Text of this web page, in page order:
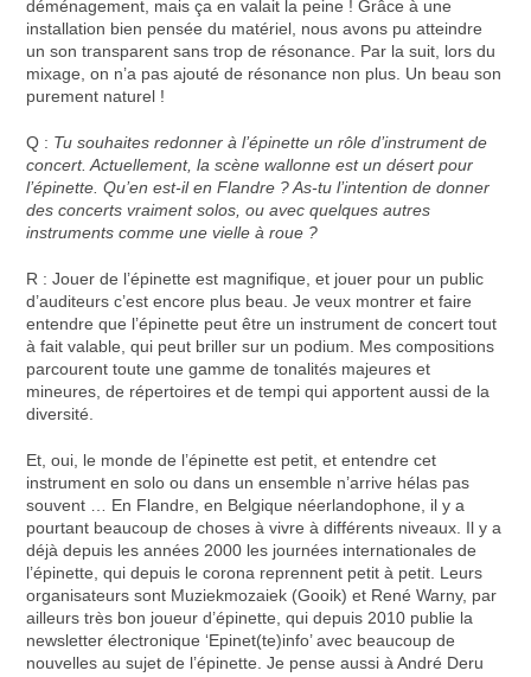
déménagement, mais ça en valait la peine ! Grâce à une
installation bien pensée du matériel, nous avons pu atteindre
un son transparent sans trop de résonance. Par la suit, lors du
mixage, on n’a pas ajouté de résonance non plus. Un beau son
purement naturel !
Q : Tu souhaites redonner à l’épinette un rôle d’instrument de
concert. Actuellement, la scène wallonne est un désert pour
l’épinette. Qu’en est-il en Flandre ? As-tu l’intention de donner
des concerts vraiment solos, ou avec quelques autres
instruments comme une vielle à roue ?
R : Jouer de l’épinette est magnifique, et jouer pour un public
d’auditeurs c’est encore plus beau. Je veux montrer et faire
entendre que l’épinette peut être un instrument de concert tout
à fait valable, qui peut briller sur un podium. Mes compositions
parcourent toute une gamme de tonalités majeures et
mineures, de répertoires et de tempi qui apportent aussi de la
diversité.
Et, oui, le monde de l’épinette est petit, et entendre cet
instrument en solo ou dans un ensemble n’arrive hélas pas
souvent … En Flandre, en Belgique néerlandophone, il y a
pourtant beaucoup de choses à vivre à différents niveaux. Il y a
déjà depuis les années 2000 les journées internationales de
l’épinette, qui depuis le corona reprennent petit à petit. Leurs
organisateurs sont Muziekmozaiek (Gooik) et René Warny, par
ailleurs très bon joueur d’épinette, qui depuis 2010 publie la
newsletter électronique ‘Epinet(te)info’ avec beaucoup de
nouvelles au sujet de l’épinette. Je pense aussi à André Deru